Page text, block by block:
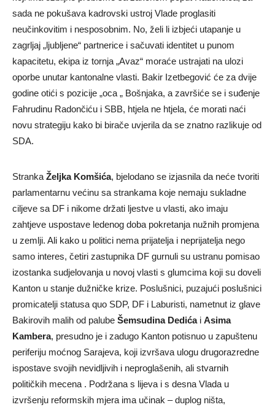
sada ne pokušava kadrovski ustroj Vlade proglasiti
neučinkovitim i nesposobnim. No, želi li izbjeći utapanje u
zagrljaj „ljubljene“ partnerice i sačuvati identitet u punom
kapacitetu, ekipa iz tornja „Avaz“ moraće ustrajati na ulozi
oporbe unutar kantonalne vlasti. Bakir Izetbegović će za dvije
godine otići s pozicije „oca „ Bošnjaka, a završiće se i suđenje
Fahrudinu Radončiću i SBB, htjela ne htjela, će morati naći
novu strategiju kako bi birače uvjerila da se znatno razlikuje od
SDA.
Stranka Željka Komšića, bjelodano se izjasnila da neće tvoriti
parlamentarnu većinu sa strankama koje nemaju sukladne
ciljeve sa DF i nikome držati ljestve u vlasti, ako imaju
zahtjeve uspostave ledenog doba pokretanja nužnih promjena
u zemlji. Ali kako u politici nema prijatelja i neprijatelja nego
samo interes, četiri zastupnika DF gurnuli su ustranu pomisao
izostanka sudjelovanja u novoj vlasti s glumcima koji su doveli
Kanton u stanje dužničke krize. Poslušnici, puzajući poslušnici
promicatelji statusa quo SDP, DF i Laburisti, nametnut iz glave
Bakirovih malih od palube Šemsudina Dedićai Asima
Kambera, presudno je i zadugo Kanton potisnuo u zapuštenu
periferiju moćnog Sarajeva, koji izvršava ulogu drugorazredne
ispostave svojih nevidljivih i neproglašenih, ali stvarnih
političkih mecena . Podržana s lijeva i s desna Vlada u
izvršenju reformskih mjera ima učinak – duplog ništa,